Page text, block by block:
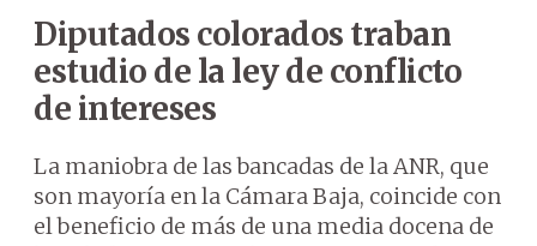
Diputados colorados traban
estudio de la ley de conflicto
de intereses
La maniobra de las bancadas de la ANR, que
son mayoría en la Cámara Baja, coincide con
el beneficio de más de una media docena de